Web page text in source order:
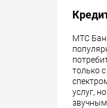
МТС
только
услуг,